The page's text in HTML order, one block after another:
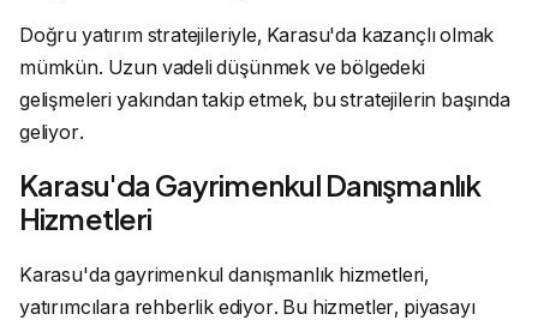
Doğru yatırım stratejileriyle, Karasu'da kazançlı olmak
mümkün. Uzun vadeli düşünmek ve bölgedeki
gelişmeleri yakından takip etmek, bu stratejilerin başında
geliyor.
Karasu'da Gayrimenkul Danışmanlık
Hizmetleri
Karasu'da gayrimenkul danışmanlık hizmetleri,
yatırımcılara rehberlik ediyor. Bu hizmetler, piyasayı